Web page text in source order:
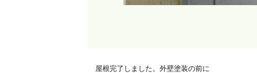
屋根完了しました。外壁塗装の前に